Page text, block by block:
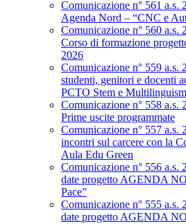
Comunicazione n° 561 a.s.
Agenda Nord – “CNC e
Comunicazione n° 560 a.s.
Corso di formazione
2026
Comunicazione n° 559 a.s.
studenti, genitori e docenti
PCTO Stem e
Comunicazione n° 558 a.s.
Prime uscite programmate
Comunicazione n° 557 a.s.
incontri sul carcere con la
Aula Edu Green
Comunicazione n° 556 a.s.
date progetto AGENDA
Pace”
Comunicazione n° 555 a.s.
date progetto AGENDA